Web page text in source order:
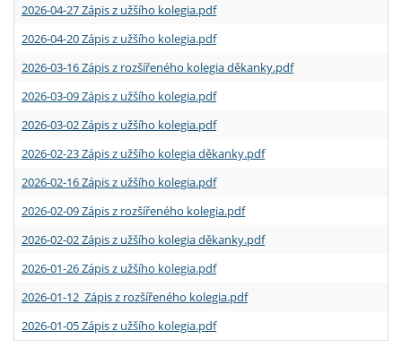
2026-04-27 Zápis z užšího kolegia.pdf
2026-04-20 Zápis z užšího kolegia.pdf
2026-03-16 Zápis z rozšířeného kolegia děkanky.pdf
2026-03-09 Zápis z užšího kolegia.pdf
2026-03-02 Zápis z užšího kolegia.pdf
2026-02-23 Zápis z užšího kolegia děkanky.pdf
2026-02-16 Zápis z užšího kolegia.pdf
2026-02-09 Zápis z rozšířeného kolegia.pdf
2026-02-02 Zápis z užšího kolegia děkanky.pdf
2026-01-26 Zápis z užšího kolegia.pdf
2026-01-12 Zápis z rozšířeného kolegia.pdf
2026-01-05 Zápis z užšího kolegia.pdf